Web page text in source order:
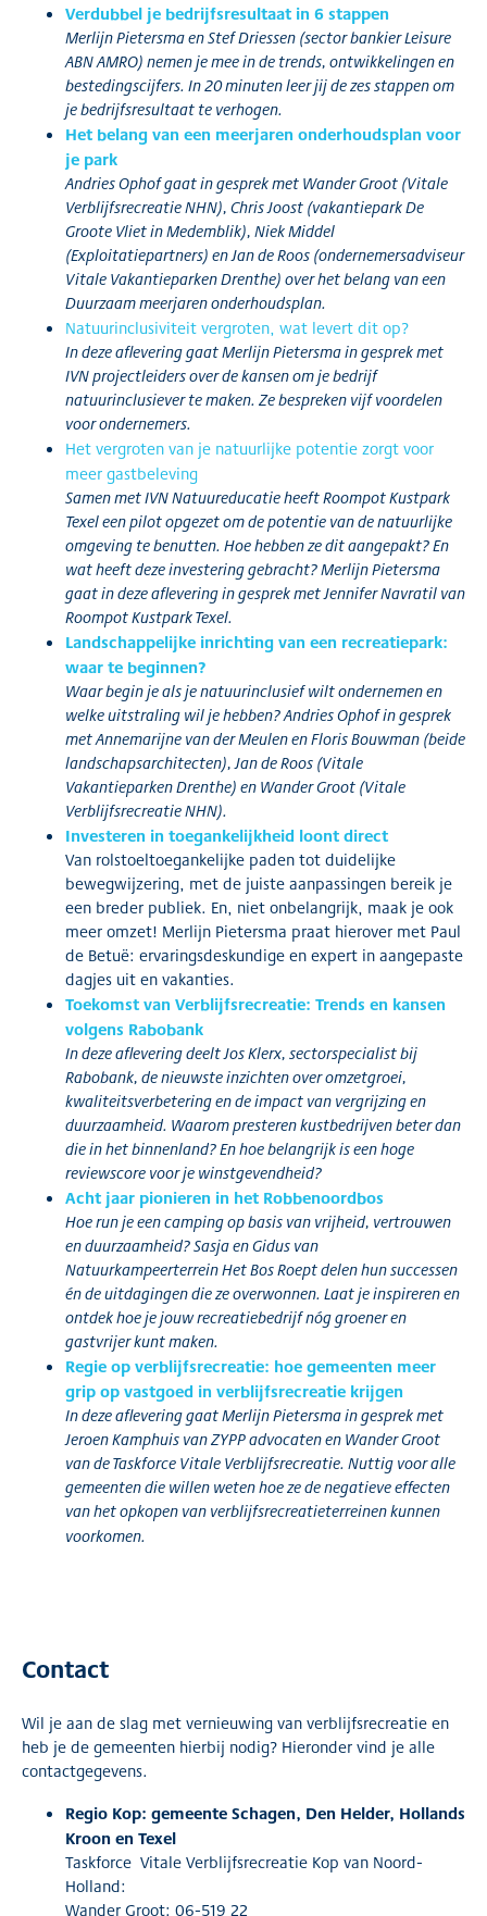
Verdubbel je bedrijfsresultaat in 6 stappen
Merlijn Pietersma en Stef Driessen (sector bankier Leisure
ABN AMRO) nemen je mee in de trends, ontwikkelingen en
bestedingscijfers. In 20 minuten leer jij de zes stappen om
je bedrijfsresultaat te verhogen.
Het belang van een meerjaren onderhoudsplan voor
je park
Andries Ophof gaat in gesprek met Wander Groot (Vitale
Verblijfsrecreatie NHN), Chris Joost (vakantiepark De
Groote Vliet in Medemblik), Niek Middel
(Exploitatiepartners) en Jan de Roos (ondernemersadviseur
Vitale Vakantieparken Drenthe) over het belang van een
Duurzaam meerjaren onderhoudsplan.
Natuurinclusiviteit vergroten, wat levert dit op?
In deze aflevering gaat Merlijn Pietersma in gesprek met
IVN projectleiders over de kansen om je bedrijf
natuurinclusiever te maken. Ze bespreken vijf voordelen
voor ondernemers.
Het vergroten van je natuurlijke potentie zorgt voor
meer gastbeleving
Samen met IVN Natuureducatie heeft Roompot Kustpark
Texel een pilot opgezet om de potentie van de natuurlijke
omgeving te benutten. Hoe hebben ze dit aangepakt? En
wat heeft deze investering gebracht? Merlijn Pietersma
gaat in deze aflevering in gesprek met Jennifer Navratil van
Roompot Kustpark Texel.
Landschappelijke inrichting van een recreatiepark:
waar te beginnen?
Waar begin je als je natuurinclusief wilt ondernemen en
welke uitstraling wil je hebben? Andries Ophof in gesprek
met Annemarijne van der Meulen en Floris Bouwman (beide
landschapsarchitecten), Jan de Roos (Vitale
Vakantieparken Drenthe) en Wander Groot (Vitale
Verblijfsrecreatie NHN).
Investeren in toegankelijkheid loont direct
Van rolstoeltoegankelijke paden tot duidelijke
bewegwijzering, met de juiste aanpassingen bereik je
een breder publiek. En, niet onbelangrijk, maak je ook
meer omzet! Merlijn Pietersma praat hierover met Paul
de Betuë: ervaringsdeskundige en expert in aangepaste
dagjes uit en vakanties.
Toekomst van Verblijfsrecreatie: Trends en kansen
volgens Rabobank
In deze aflevering deelt Jos Klerx, sectorspecialist bij
Rabobank, de nieuwste inzichten over omzetgroei,
kwaliteitsverbetering en de impact van vergrijzing en
duurzaamheid. Waarom presteren kustbedrijven beter dan
die in het binnenland? En hoe belangrijk is een hoge
reviewscore voor je winstgevendheid?
Acht jaar pionieren in het Robbenoordbos
Hoe run je een camping op basis van vrijheid, vertrouwen
en duurzaamheid? Sasja en Gidus van
Natuurkampeerterrein Het Bos Roept delen hun successen
én de uitdagingen die ze overwonnen. Laat je inspireren en
ontdek hoe je jouw recreatiebedrijf nóg groener en
gastvrijer kunt maken.
Regie op verblijfsrecreatie: hoe gemeenten meer
grip op vastgoed in verblijfsrecreatie krijgen
In deze aflevering gaat Merlijn Pietersma in gesprek met
Jeroen Kamphuis van ZYPP advocaten en Wander Groot
van de Taskforce Vitale Verblijfsrecreatie. Nuttig voor alle
gemeenten die willen weten hoe ze de negatieve effecten
van het opkopen van verblijfsrecreatieterreinen kunnen
voorkomen.
Contact
Wil je aan de slag met vernieuwing van verblijfsrecreatie en
heb je de gemeenten hierbij nodig? Hieronder vind je alle
contactgegevens.
Regio Kop: gemeente Schagen, Den Helder, Hollands
Kroon en Texel
Taskforce Vitale Verblijfsrecreatie Kop van Noord-
Holland:
Wander Groot: 06-519 22